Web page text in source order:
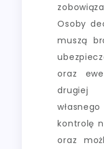
Osoby
muszą
oraz
drugiej
kontrolę
oraz